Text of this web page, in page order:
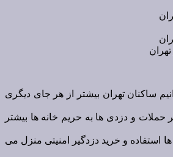
ساکنان تهران بیشتر از هر جای دیگری
و دزدی ها به حریم خانه ها بیشتر
ها استفاده و خرید دزدگیر امنیتی منزل می